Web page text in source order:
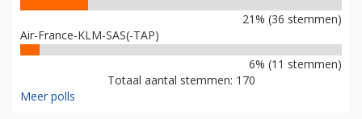
21% (36 stemmen)
Air-France-KLM-SAS(-TAP)
6% (11 stemmen)
Totaal aantal stemmen: 170
Meer polls